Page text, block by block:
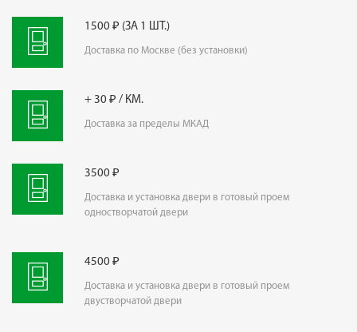
1500 ₽ (ЗА 1 ШТ.)
Доставка по Москве (без установки)
+ 30 ₽ / КМ.
Доставка за пределы МКАД
3500 ₽
Доставка и установка двери в готовый проем
одностворчатой двери
4500 ₽
Доставка и установка двери в готовый проем
двустворчатой двери